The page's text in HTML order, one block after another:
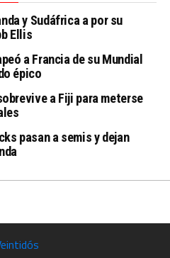
y Sudáfrica a por su
Ellis
a Francia de su Mundial
épico
a Fiji para meterse
pasan a semis y dejan